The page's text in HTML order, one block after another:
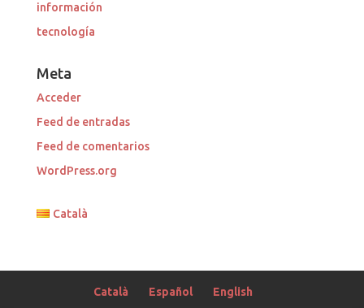
información
tecnología
Meta
Acceder
Feed de entradas
Feed de comentarios
WordPress.org
Català
Català Español English